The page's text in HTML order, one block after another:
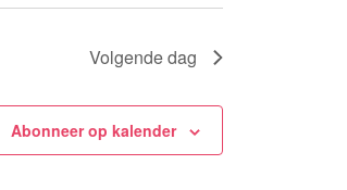
Volgende dag
Abonneer op kalender